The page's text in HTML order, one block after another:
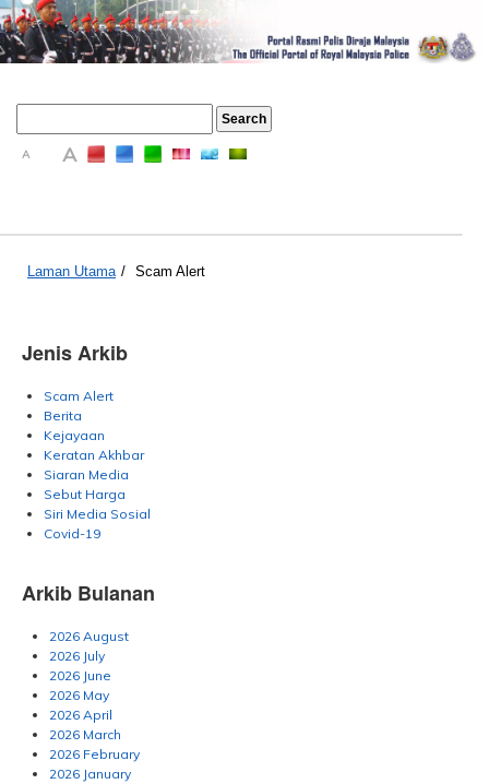
A A
Laman Utama / Scam Alert
Jenis Arkib
Scam Alert
Berita
Kejayaan
Keratan Akhbar
Siaran Media
Sebut Harga
Siri Media Sosial
Covid-19
Arkib Bulanan
2026 August
2026 July
2026 June
2026 May
2026 April
2026 March
2026 February
2026 January